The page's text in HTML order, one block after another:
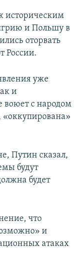
историческим
и Польшу в
оторвать
России.
уже
и
воюет с народом
«оккупирована»
Путин сказал,
будут
будет
что
и
атаках